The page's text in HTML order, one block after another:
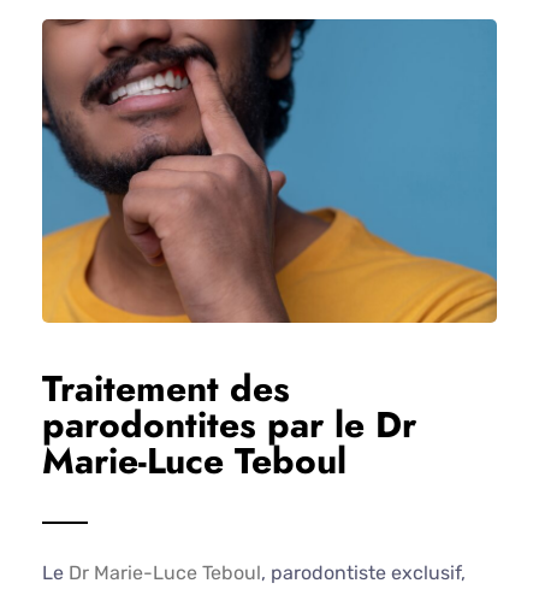
Traitement des
parodontites par le Dr
Marie-Luce Teboul
Le Dr Marie-Luce Teboul, parodontiste exclusif,